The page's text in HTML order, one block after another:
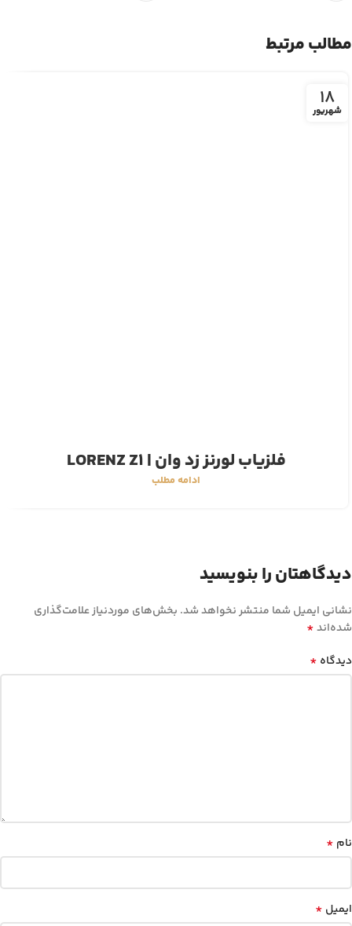
مطالب مرتبط
18
شهریور
فلزیاب لورنز زد وان | LORENZ Z1
ادامه مطلب
دیدگاهتان را بنویسید
نشانی ایمیل شما منتشر نخواهد شد. بخش‌های موردنیاز علامت‌گذاری
شده‌اند*
دیدگاه *
نام *
ایمیل *